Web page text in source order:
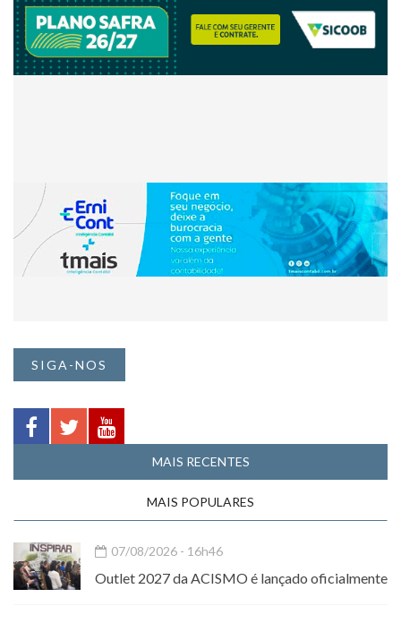
SIGA-NOS
MAIS RECENTES
MAIS POPULARES
07/08/2026 - 16h46
Outlet 2027 da ACISMO é lançado oficialmente